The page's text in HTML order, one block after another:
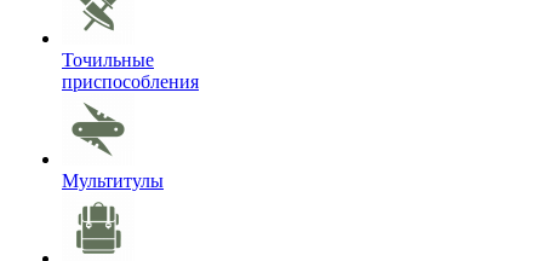
Точильные
приспособления
Мультитулы